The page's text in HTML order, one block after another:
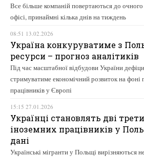
Все більше компаній повертаються до
офісі, принаймні кілька днів на тиждень
08:51 13.02.2026
Україна конкуруватиме з
ресурси – прогноз аналітиків
Під час масштабної відбудови України
стримуватиме економічний розвиток на фоні
працівників у Європі
15:15 27.01.2026
Українці становлять дві
іноземних працівників у
дані
Українські мігранти у Польщі вирізняються